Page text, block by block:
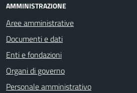
AMMINISTRAZIONE
Aree amministrative
Documenti e dati
Enti e fondazioni
Organi di governo
Personale amministrativo